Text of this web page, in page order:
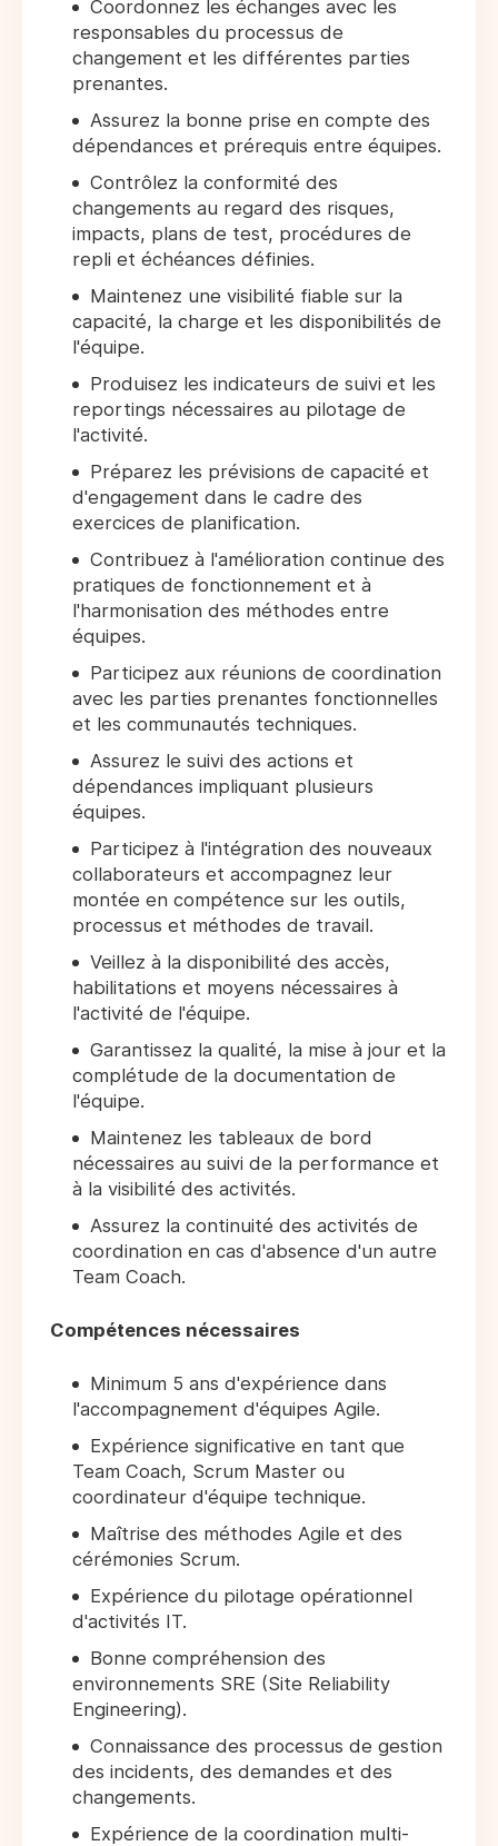
Coordonnez les échanges avec les
responsables du processus de
changement et les différentes parties
prenantes.
Assurez la bonne prise en compte des
dépendances et prérequis entre équipes.
Contrôlez la conformité des
changements au regard des risques,
impacts, plans de test, procédures de
repli et échéances définies.
Maintenez une visibilité fiable sur la
capacité, la charge et les disponibilités de
l'équipe.
Produisez les indicateurs de suivi et les
reportings nécessaires au pilotage de
l'activité.
Préparez les prévisions de capacité et
d'engagement dans le cadre des
exercices de planification.
Contribuez à l'amélioration continue des
pratiques de fonctionnement et à
l'harmonisation des méthodes entre
équipes.
Participez aux réunions de coordination
avec les parties prenantes fonctionnelles
et les communautés techniques.
Assurez le suivi des actions et
dépendances impliquant plusieurs
équipes.
Participez à l'intégration des nouveaux
collaborateurs et accompagnez leur
montée en compétence sur les outils,
processus et méthodes de travail.
Veillez à la disponibilité des accès,
habilitations et moyens nécessaires à
l'activité de l'équipe.
Garantissez la qualité, la mise à jour et la
complétude de la documentation de
l'équipe.
Maintenez les tableaux de bord
nécessaires au suivi de la performance et
à la visibilité des activités.
Assurez la continuité des activités de
coordination en cas d'absence d'un autre
Team Coach.
Compétences nécessaires
Minimum 5 ans d'expérience dans
l'accompagnement d'équipes Agile.
Expérience significative en tant que
Team Coach, Scrum Master ou
coordinateur d'équipe technique.
Maîtrise des méthodes Agile et des
cérémonies Scrum.
Expérience du pilotage opérationnel
d'activités IT.
Bonne compréhension des
environnements SRE (Site Reliability
Engineering).
Connaissance des processus de gestion
des incidents, des demandes et des
changements.
Expérience de la coordination multi-